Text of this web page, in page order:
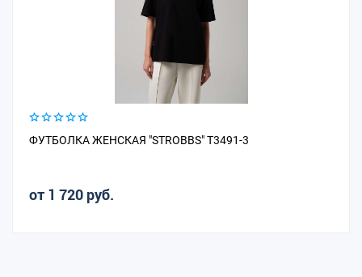
ФУТБОЛКА ЖЕНСКАЯ "STROBBS" T3491-3
от 1 720 руб.